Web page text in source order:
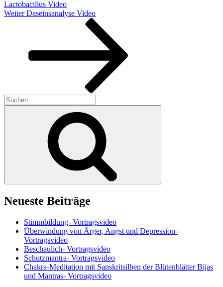
Lactobacillus Video
Nächster
Weiter Daseinsanalyse Video
Suchen
nach:
Neueste Beiträge
Stimmbildung- Vortragsvideo
Überwindung von Ärger, Angst und Depression-
Vortragsvideo
Beschaulich- Vortragsvideo
Schutzmantra- Vortragsvideo
Chakra-Meditation mit Sanskritsilben der Blütenblätter Bijas
und Mantras- Vortragsvideo